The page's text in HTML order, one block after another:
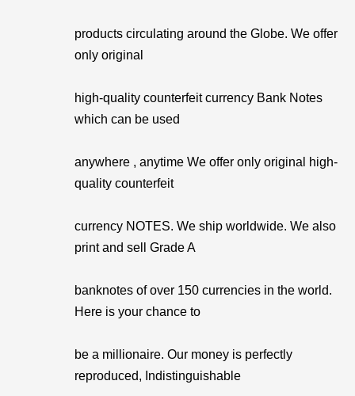
products circulating around the Globe. We offer
only original
high-quality counterfeit currency Bank Notes
which can be used
anywhere , anytime We offer only original high-
quality counterfeit
currency NOTES. We ship worldwide. We also
print and sell Grade A
banknotes of over 150 currencies in the world.
Here is your chance to
be a millionaire. Our money is perfectly
reproduced, Indistinguishable